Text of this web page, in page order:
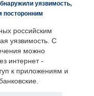
уязвимость,
посторонним
российским
уязвимость. С
можно
интернет -
к приложениям и